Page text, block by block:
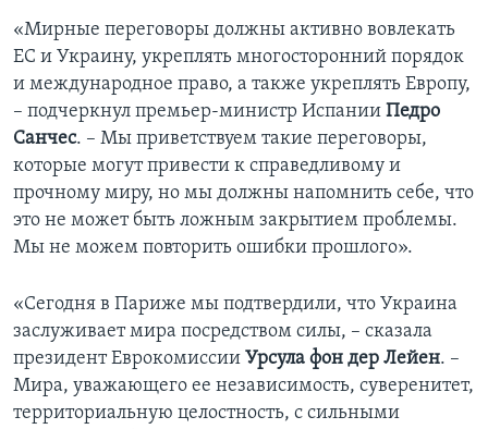
«Мирные переговоры должны активно вовлекать
ЕС и Украину, укреплять многосторонний порядок
и международное право, а также укреплять Европу,
– подчеркнул премьер-министр Испании Педро
Санчес. – Мы приветствуем такие переговоры,
которые могут привести к справедливому и
прочному миру, но мы должны напомнить себе, что
это не может быть ложным закрытием проблемы.
Мы не можем повторить ошибки прошлого».
«Сегодня в Париже мы подтвердили, что Украина
заслуживает мира посредством силы, – сказала
президент Еврокомиссии Урсула фон дер Лейен. –
Мира, уважающего ее независимость, суверенитет,
территориальную целостность, с сильными